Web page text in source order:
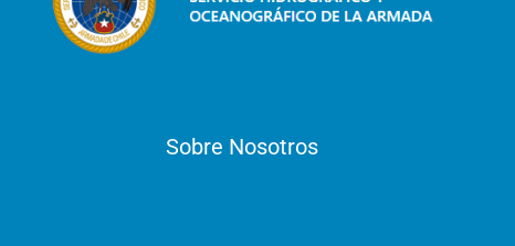
Sobre Nosotros